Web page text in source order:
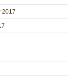
2017